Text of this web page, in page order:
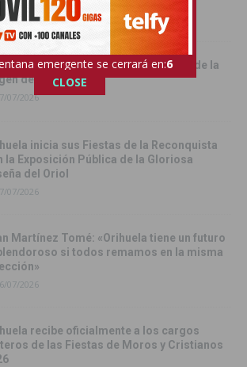
07/2026
vive su día grande con la procesión de la
del Carmen
07/2026
inicia sus Fiestas de la Reconquista
la Exposición Pública de la Gloriosa
del Oriol
07/2026
Martínez Tomé: «Orihuela tiene un futuro
si todos remamos en la misma
07/2026
recibe oficialmente a los cargos
de las Fiestas de Moros y Cristianos
emergente se cerrará en:4
CLOSE